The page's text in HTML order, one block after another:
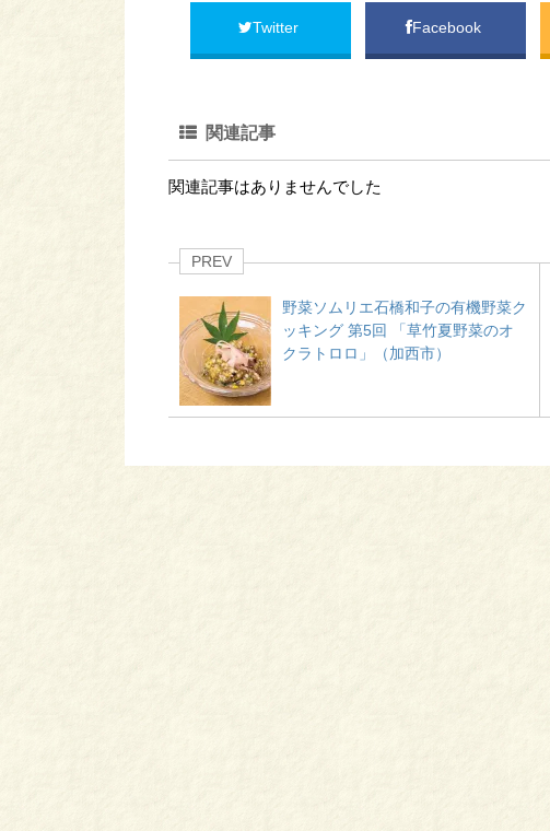
Twitter Facebook
関連記事
関連記事はありませんでした
PREV
野菜ソムリエ石橋和子の有機野菜ク
ッキング 第5回 「草竹夏野菜のオ
クラトロロ」（加西市）